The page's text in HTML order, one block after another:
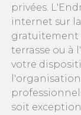
privées.
internet sur
gratuitement
terrasse ou à
votre
soit